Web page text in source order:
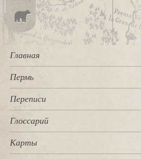
Главная
Пермь
Переписи
Глоссарий
Карты